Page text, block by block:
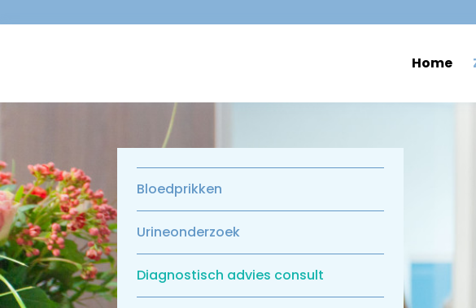
Home
Bloedprikken
Urineonderzoek
Diagnostisch advies consult